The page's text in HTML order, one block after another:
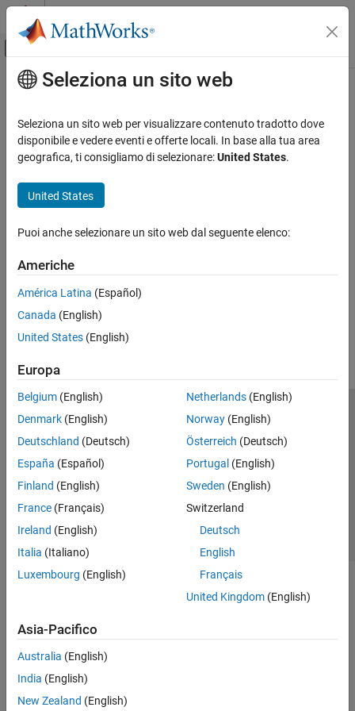
Vai al contenuto
Attiva/disattiva menu di navigazione
Pagina iniziale della documentazione
Contenuto principale
Seleziona un sito web
Seleziona un sito web per visualizzare contenuto tradotto dove
disponibile e vedere eventi e offerte locali. In base alla tua area
geografica, ti consigliamo di selezionare:United States.
United States
Puoi anche selezionare un sito web dal seguente elenco:
Americhe
América Latina (Español)
Canada (English)
United States (English)
Europa
Belgium (English)
Denmark (English)
Deutschland (Deutsch)
España (Español)
Finland (English)
France (Français)
Ireland (English)
Italia (Italiano)
Luxembourg (English)
Netherlands(English)
Norway(English)
Österreich (Deutsch)
Portugal (English)
Sweden (English)
Switzerland
Deutsch
English
Français
United Kingdom(English)
Asia-Pacifico
Australia (English)
India (English)
New Zealand (English)
Centro di fiducia
Informativa sulla privacy
Antipirateria
Stato dell'applicazione
Contatti
© 1994-2026 The MathWorks, Inc.